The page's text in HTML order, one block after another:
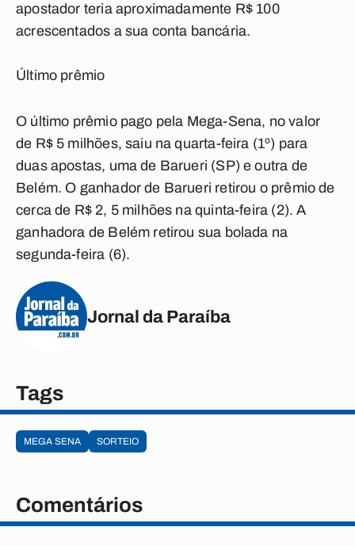
apostador teria aproximadamente R$ 100
acrescentados a sua conta bancária.
Último prêmio
O último prêmio pago pela Mega-Sena, no valor
de R$ 5 milhões, saiu na quarta-feira (1º) para
duas apostas, uma de Barueri (SP) e outra de
Belém. O ganhador de Barueri retirou o prêmio de
cerca de R$ 2, 5 milhões na quinta-feira (2). A
ganhadora de Belém retirou sua bolada na
segunda-feira (6).
Jornal da Paraíba
Tags
MEGA SENA SORTEIO
Comentários